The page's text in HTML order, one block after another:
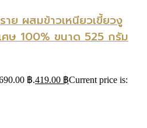
าย ผสมข้าวเหนียวเขี้ยวงู
ษ 100% ขนาด 525 กรัม
฿.419.00 ฿Current price is: